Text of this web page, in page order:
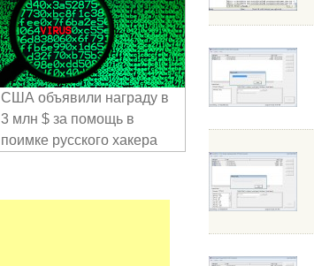
США объявили награду в
3 млн $ за помощь в
поимке русского хакера